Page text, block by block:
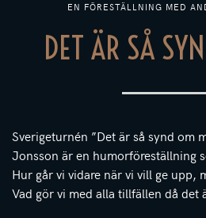
EN FÖRESTÄLLNING MED
DET ÄR SÅ
Sverigeturnén ”Det är så synd om
Jonsson är en humorföreställning
Hur går vi vidare när vi vill ge upp,
Vad gör vi med alla tillfällen då det